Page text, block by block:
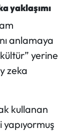
yaklaşımı
anlamaya
yerine
zeka
kullanan